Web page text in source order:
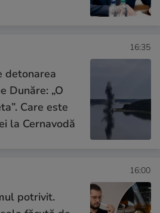
16:35
detonarea
Dunăre: „O
Care este
la Cernavodă
16:00
potrivit.